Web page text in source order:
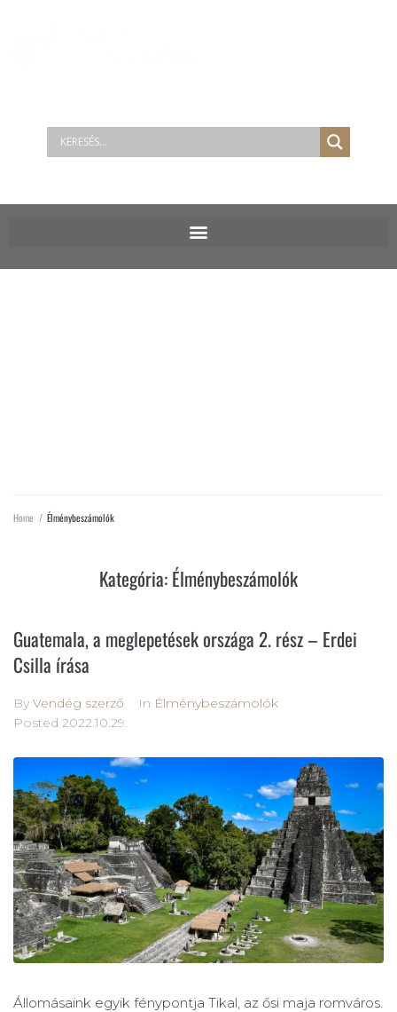
Home / Élménybeszámolók
Kategória:Élménybeszámolók
Guatemala, a meglepetések országa 2. rész – Erdei
Csilla írása
By Vendég szerző In Élménybeszámolók
Posted 2022.10.29.
Állomásaink egyik fénypontja Tikal, az ősi maja romváros.